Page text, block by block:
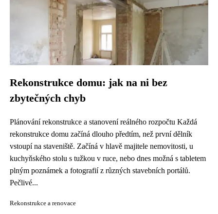
Rekonstrukce domu: jak na ni bez
zbytečných chyb
Plánování rekonstrukce a stanovení reálného rozpočtu Každá
rekonstrukce domu začíná dlouho předtím, než první dělník
vstoupí na staveniště. Začíná v hlavě majitele nemovitosti, u
kuchyňského stolu s tužkou v ruce, nebo dnes možná s tabletem
plným poznámek a fotografií z různých stavebních portálů.
Pečlivé...
Rekonstrukce a renovace